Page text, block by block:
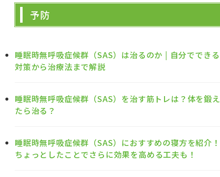
予防
睡眠時無呼吸症候群（SAS）は治るのか | 自分でできる
対策から治療法まで解説
睡眠時無呼吸症候群（SAS）を治す筋トレは？体を鍛え
たら治る？
睡眠時無呼吸症候群（SAS）におすすめの寝方を紹介！
ちょっとしたことでさらに効果を高める工夫も！